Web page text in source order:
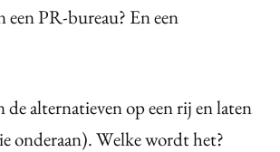
PR-bureau? En een
alternatieven op een rij en laten
onderaan). Welke wordt het?